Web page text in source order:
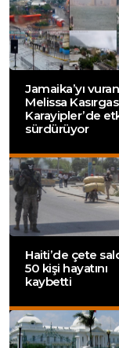
Jamaika’yı vuran
Melissa
Karayipler’de
sürdürüyor
Haiti’de çete
50 kişi hayatını
kaybetti